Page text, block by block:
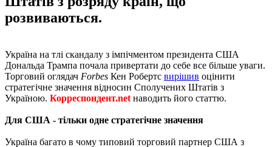
розвиваються.
Україна на тлі скандалу з імпічментом президента США
Дональда Трампа почала привертати до себе все більше уваги.
Торговий оглядач Forbes Кен Робертс вирішив оцінити
стратегічне значення відносин Сполучених Штатів з
Україною. Корреспондент.net наводить його статтю.
Для США - тільки одне стратегічне значення
Україна багато в чому типовий торговий партнер США з